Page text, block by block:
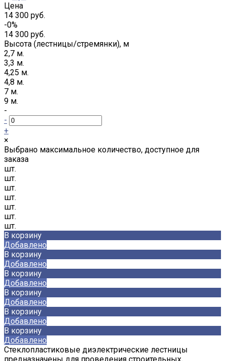
Цена
14 300 руб.
-0%
14 300 руб.
Высота (лестницы/стремянки), м
2,7 м.
3,3 м.
4,25 м.
4,8 м.
7 м.
9 м.
-
-
+
×
Выбрано максимальное количество, доступное для
заказа
шт.
шт.
шт.
шт.
шт.
шт.
шт.
В корзину
Добавлено
В корзину
Добавлено
В корзину
Добавлено
В корзину
Добавлено
В корзину
Добавлено
В корзину
Добавлено
Стеклопластиковые диэлектрические лестницы